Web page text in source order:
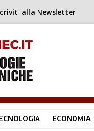
alla Newsletter
ECONOMIA